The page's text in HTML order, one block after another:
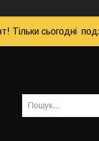
Тільки сьогодні